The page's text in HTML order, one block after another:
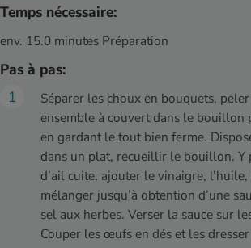
Temps nécessaire:
env. 15.0 minutes Préparation
Pas à pas:
Séparer les choux en bouquets,
ensemble à couvert dans le bouillon
en gardant le tout bien ferme.
dans un plat, recueillir le bouillon. Y
d’ail cuite, ajouter le vinaigre,
mélanger jusqu’à obtention d’une
sel aux herbes. Verser la sauce sur
Couper les œufs en dés et les